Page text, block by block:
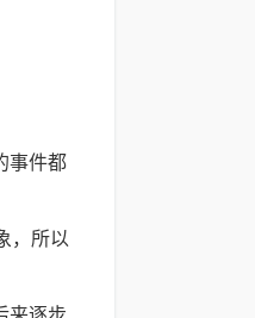
事件都
，所以